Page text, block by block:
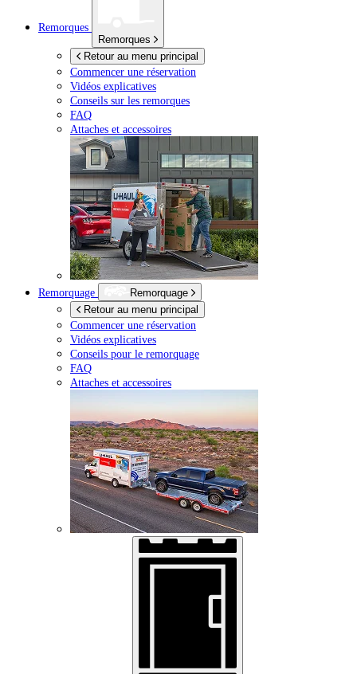
Remorques
Remorques
Retour au menu principal
Commencer une réservation
Vidéos explicatives
Conseils sur les remorques
FAQ
Attaches et accessoires
Remorquage
Remorquage
Retour au menu principal
Commencer une réservation
Vidéos explicatives
Conseils pour le remorquage
FAQ
Attaches et accessoires